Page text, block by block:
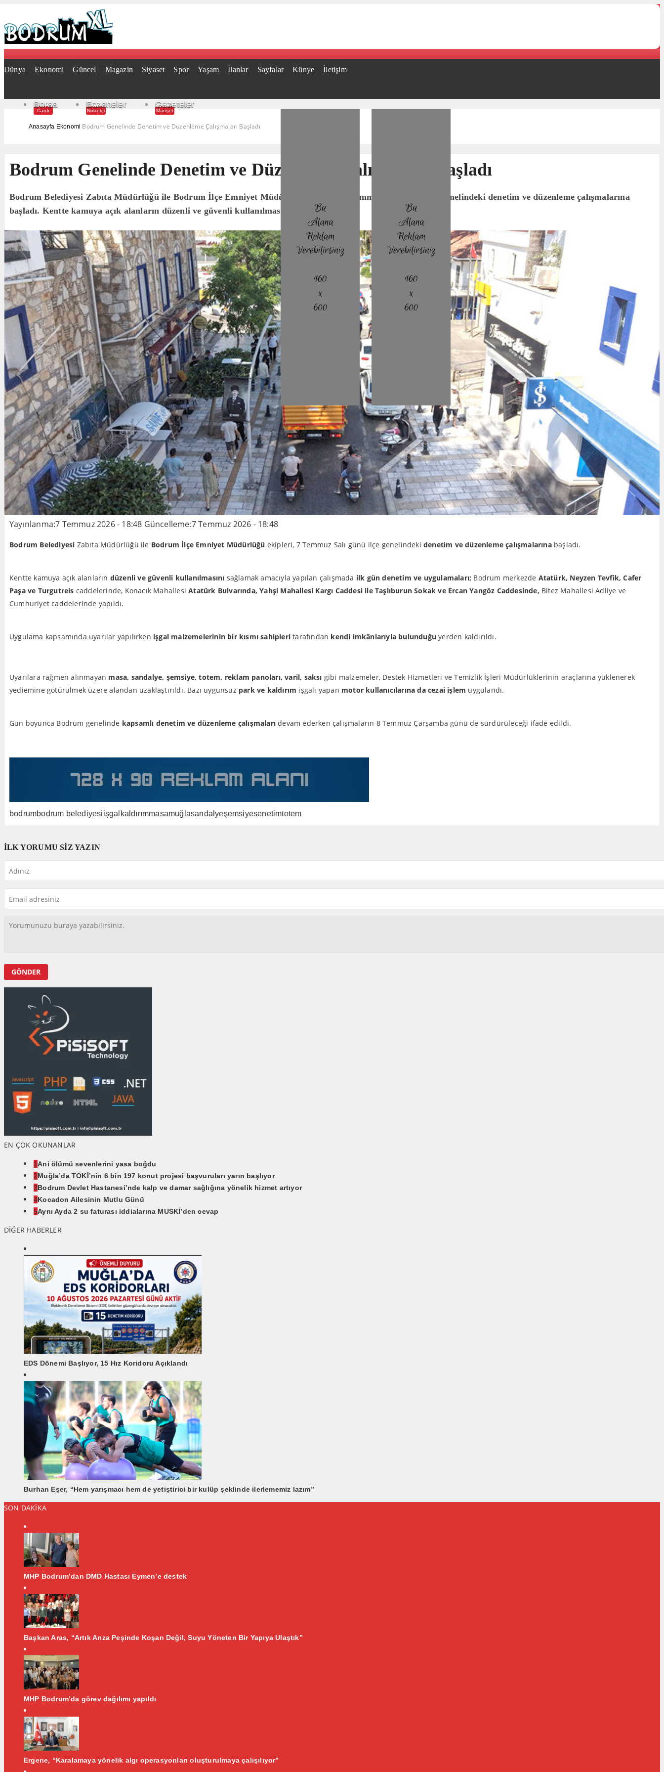
Dünya Ekonomi Güncel Magazin Siyaset Spor Yaşam İlanlar Sayfalar Künye İletişim
Borsa
Canlı
Eczaneler
Nöbetçi
Gazeteler
Manşet
Anasayfa Ekonomi Bodrum Genelinde Denetim ve Düzenleme Çalışmaları Başladı
Bodrum Genelinde Denetim ve Düzenleme Çalışmaları Başladı
Bodrum Belediyesi Zabıta Müdürlüğü ile Bodrum İlçe Emniyet Müdürlüğü ekipleri, 7 Temmuz Salı günü ilçe genelindeki denetim ve düzenleme çalışmalarına
başladı. Kentte kamuya açık alanların düzenli ve güvenli kullanılmasını sağlamak..
Yayınlanma:7 Temmuz 2026 - 18:48 Güncelleme:7 Temmuz 2026 - 18:48
Bodrum Belediyesi Zabıta Müdürlüğü ile Bodrum İlçe Emniyet Müdürlüğü ekipleri, 7 Temmuz Salı günü ilçe genelindekidenetim ve düzenleme çalışmalarınabaşladı.
Kentte kamuya açık alanların düzenli ve güvenli kullanılmasını sağlamak amacıyla yapılan çalışmada ilk gün denetim ve uygulamaları; Bodrum merkezde Atatürk, Neyzen Tevfik, Cafer
Paşa ve Turgutreis caddelerinde, Konacık MahallesiAtatürk Bulvarında, Yahşi Mahallesi Kargı Caddesi ile Taşlıburun Sokak ve Ercan Yangöz Caddesinde, Bitez Mahallesi Adliye ve
Cumhuriyet caddelerinde yapıldı.
Uygulama kapsamında uyarılar yapılırken işgal malzemelerinin bir kısmı sahipleri tarafından kendi imkânlarıyla bulunduğu yerden kaldırıldı.
Uyarılara rağmen alınmayan masa, sandalye, şemsiye, totem, reklam panoları, varil, saksı gibi malzemeler, Destek Hizmetleri ve Temizlik İşleri Müdürlüklerinin araçlarına yüklenerek
yediemine götürülmek üzere alandan uzaklaştırıldı. Bazı uygunsuz park ve kaldırım işgali yapan motor kullanıcılarına da cezai işlem uygulandı.
Gün boyunca Bodrum genelinde kapsamlı denetim ve düzenleme çalışmaları devam ederken çalışmaların 8 Temmuz Çarşamba günü de sürdürüleceği ifade edildi.
bodrumbodrum belediyesiişgal kaldırımmasamuğlasandalyeşemsiyesenetimtotem
İLK YORUMU SİZ YAZIN
EN ÇOK OKUNANLAR
1Ani ölümü sevenlerini yasa boğdu
2Muğla’da TOKİ’nin 6 bin 197 konut projesi başvuruları yarın başlıyor
3Bodrum Devlet Hastanesi’nde kalp ve damar sağlığına yönelik hizmet artıyor
4Kocadon Ailesinin Mutlu Günü
5Aynı Ayda 2 su faturası iddialarına MUSKİ’den cevap
DİĞER HABERLER
EDS Dönemi Başlıyor, 15 Hız Koridoru Açıklandı
Burhan Eşer, “Hem yarışmacı hem de yetiştirici bir kulüp şeklinde ilerlememiz lazım”
SON DAKİKA
MHP Bodrum’dan DMD Hastası Eymen’e destek
Başkan Aras, “Artık Arıza Peşinde Koşan Değil, Suyu Yöneten Bir Yapıya Ulaştık”
MHP Bodrum’da görev dağılımı yapıldı
Ergene, “Karalamaya yönelik algı operasyonları oluşturulmaya çalışılıyor”